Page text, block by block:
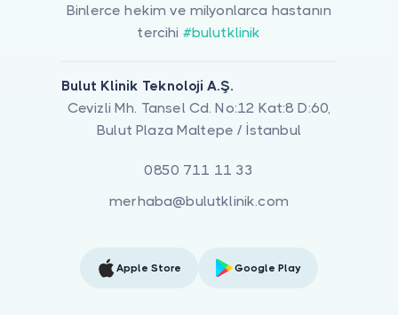
Binlerce hekim ve milyonlarca hastanın
tercihi #bulutklinik
Bulut Klinik Teknoloji A.Ş.
Cevizli Mh. Tansel Cd. No:12 Kat:8 D:60,
Bulut Plaza Maltepe / İstanbul
0850 711 11 33
merhaba@bulutklinik.com
Apple Store Google Play